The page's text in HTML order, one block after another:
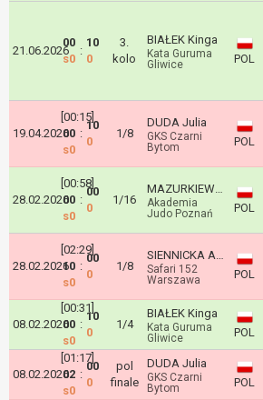
21.06.2026
00
s0
:
10
0
3.
kolo
BIAŁEK Kinga
Kata Guruma
Gliwice
POL
19.04.2026
[00:15]
00
s0
:
10
0
1/8
DUDA Julia
GKS Czarni
Bytom
POL
28.02.2026
[00:58]
00
s0
:
00
0
1/16
MAZURKIEWICZ Hanna
Akademia
Judo Poznań
POL
28.02.2026
[02:29]
10
s0
:
00
0
1/8
SIENNICKA Antonina
Safari 152
Warszawa
POL
08.02.2026
[00:31]
00
s0
:
10
0
1/4
BIAŁEK Kinga
Kata Guruma
Gliwice
POL
08.02.2026
[01:17]
02
s0
:
00
0
pol
finale
DUDA Julia
GKS Czarni
Bytom
POL